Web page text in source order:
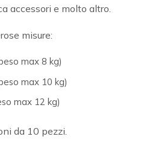
accessori e molto altro.
misure:
max 8 kg)
max 10 kg)
max 12 kg)
da 10 pezzi.